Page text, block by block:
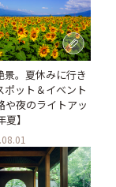
景。夏休みに行き
ポット＆イベント
や夜のライトアッ
】